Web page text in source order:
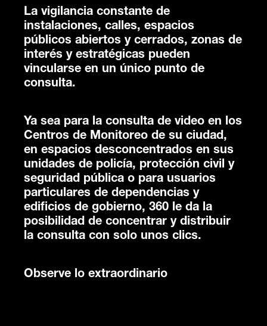
La vigilancia constante de
instalaciones, calles, espacios
públicos abiertos y cerrados, zonas de
interés y estratégicas pueden
vincularse en un único punto de
consulta.
Ya sea para la consulta de video en los
Centros de Monitoreo de su ciudad,
en espacios desconcentrados en sus
unidades de policía, protección civil y
seguridad pública o para usuarios
particulares de dependencias y
edificios de gobierno, 360 le da la
posibilidad de concentrar y distribuir
la consulta con solo unos clics.
Observe lo extraordinario